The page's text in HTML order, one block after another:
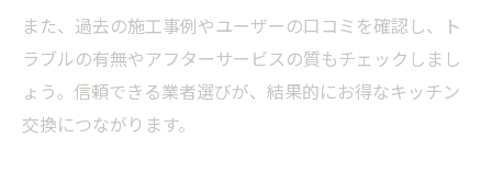
また、過去の施工事例やユーザーの口コミを確認し、ト
ラブルの有無やアフターサービスの質もチェックしまし
ょう。信頼できる業者選びが、結果的にお得なキッチン
交換につながります。